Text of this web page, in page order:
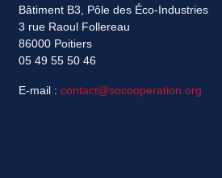
Bâtiment B3, Pôle des Éco-Industries
3 rue Raoul Follereau
86000 Poitiers
05 49 55 50 46
E-mail : contact@socooperation.org